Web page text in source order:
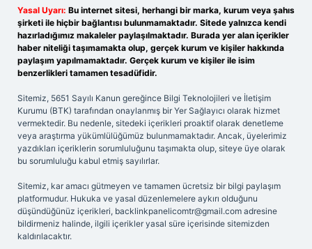
Yasal Uyarı: Bu internet sitesi, herhangi bir marka, kurum veya şahıs
şirketi ile hiçbir bağlantısı bulunmamaktadır. Sitede yalnızca kendi
hazırladığımız makaleler paylaşılmaktadır. Burada yer alan içerikler
haber niteliği taşımamakta olup, gerçek kurum ve kişiler hakkında
paylaşım yapılmamaktadır. Gerçek kurum ve kişiler ile isim
benzerlikleri tamamen tesadüfidir.
Sitemiz, 5651 Sayılı Kanun gereğince Bilgi Teknolojileri ve İletişim
Kurumu (BTK) tarafından onaylanmış bir Yer Sağlayıcı olarak hizmet
vermektedir. Bu nedenle, sitedeki içerikleri proaktif olarak denetleme
veya araştırma yükümlülüğümüz bulunmamaktadır. Ancak, üyelerimiz
yazdıkları içeriklerin sorumluluğunu taşımakta olup, siteye üye olarak
bu sorumluluğu kabul etmiş sayılırlar.
Sitemiz, kar amacı gütmeyen ve tamamen ücretsiz bir bilgi paylaşım
platformudur. Hukuka ve yasal düzenlemelere aykırı olduğunu
düşündüğünüz içerikleri, backlinkpanelicomtr@gmail.com adresine
bildirmeniz halinde, ilgili içerikler yasal süre içerisinde sitemizden
kaldırılacaktır.